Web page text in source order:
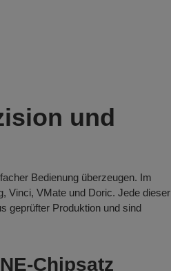
und
Bedienung überzeugen. Im
Vinci, VMate und Doric. Jede dieser
geprüfter Produktion und sind
Chipsatz